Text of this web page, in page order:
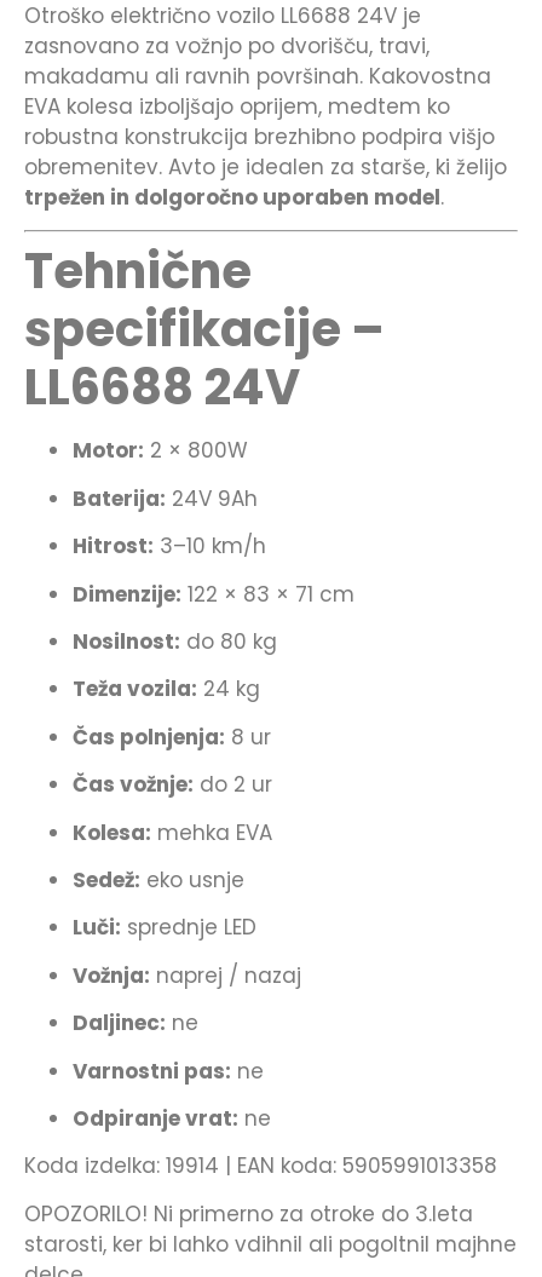
Otroško električno vozilo LL6688 24V je
zasnovano za vožnjo po dvorišču, travi,
makadamu ali ravnih površinah. Kakovostna
EVA kolesa izboljšajo oprijem, medtem ko
robustna konstrukcija brezhibno podpira višjo
obremenitev. Avto je idealen za starše, ki želijo
trpežen in dolgoročno uporaben model.
Tehnične
specifikacije –
LL6688 24V
Motor: 2 × 800W
Baterija: 24V 9Ah
Hitrost: 3–10 km/h
Dimenzije: 122 × 83 × 71 cm
Nosilnost: do 80 kg
Teža vozila: 24 kg
Čas polnjenja: 8 ur
Čas vožnje: do 2 ur
Kolesa: mehka EVA
Sedež: eko usnje
Luči: sprednje LED
Vožnja: naprej / nazaj
Daljinec: ne
Varnostni pas: ne
Odpiranje vrat: ne
Koda izdelka: 19914 | EAN koda: 5905991013358
OPOZORILO! Ni primerno za otroke do 3.leta
starosti, ker bi lahko vdihnil ali pogoltnil majhne